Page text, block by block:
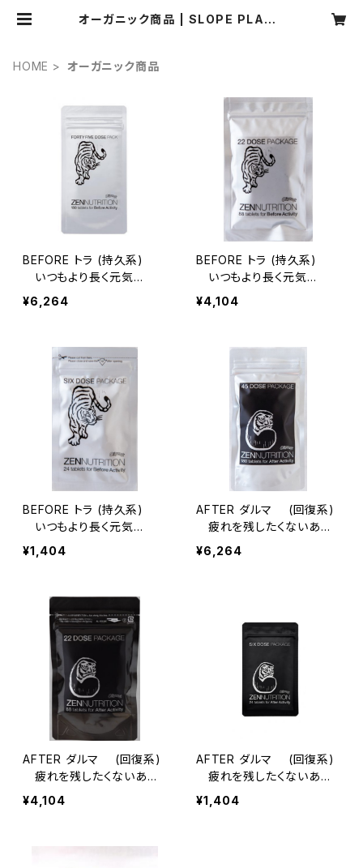
オーガニック商品 | SLOPE PLANN
HOME オーガニック商品
BEFORE トラ (持久系)
いつもより長く元気
に・・・ 180粒
¥6,264
BEFORE トラ (持久系)
いつもより長く元気
に・・・ 88粒
¥4,104
BEFORE トラ (持久系)
いつもより長く元気
に・・・ 24粒
¥1,404
AFTER ダルマ (回復系)
疲れを残したくないあな
たに・・・180粒
¥6,264
AFTER ダルマ (回復系)
疲れを残したくないあな
たに・・・88粒
¥4,104
AFTER ダルマ (回復系)
疲れを残したくないあな
たに・・・24粒
¥1,404